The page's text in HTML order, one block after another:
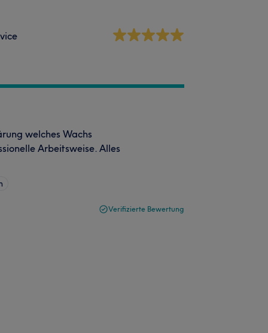
welches Wachs
Arbeitsweise. Alles
Verifizierte Bewertung